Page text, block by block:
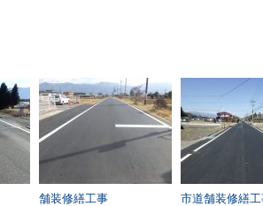
舗装修繕工事 市道舗装修繕